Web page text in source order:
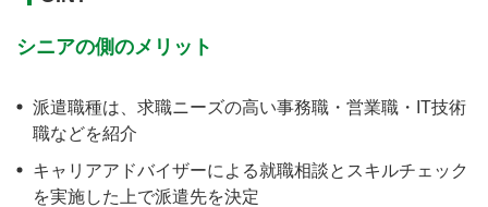
シニアの側のメリット
派遣職種は、求職ニーズの高い事務職・営業職・IT技術
職などを紹介
キャリアアドバイザーによる就職相談とスキルチェック
を実施した上で派遣先を決定